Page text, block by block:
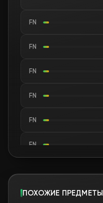
FN
FN
FN
FN
FN
FN
FN
ПОХОЖИЕ ПРЕДМЕТЫ